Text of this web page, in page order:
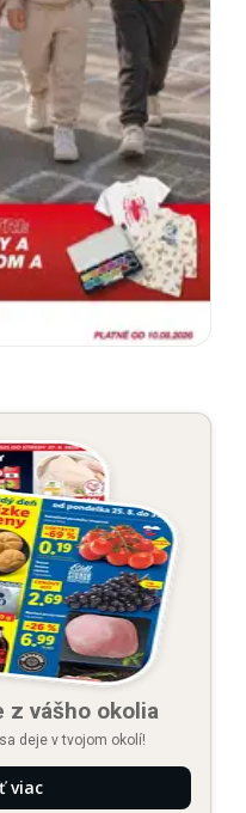
z vášho okolia
deje v tvojom okolí!
viac